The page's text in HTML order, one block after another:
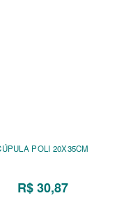
POLI 20X35CM
R$ 30,87